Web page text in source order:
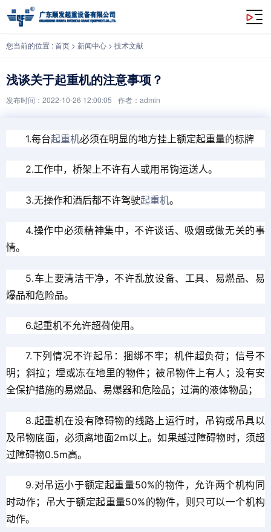
浅谈关于起重机的注意事项？
您当前的位置 :首页 > 新闻中心 > 技术文献
浅谈关于起重机的注意事项？
发布时间：2022-10-26 12:00:05 作者：admin
1.每台起重机必须在明显的地方挂上额定起重量的标牌
2.工作中，桥架上不许有人或用吊钩运送人。
3.无操作和酒后都不许驾驶起重机。
4.操作中必须精神集中，不许谈话、吸烟或做无关的事
情。
5.车上要清洁干净，不许乱放设备、工具、易燃品、易
爆品和危险品。
6.起重机不允许超荷使用。
7.下列情况不许起吊：捆绑不牢；机件超负荷；信号不
明；斜拉；埋或冻在地里的物件；被吊物件上有人；没有安
全保护措施的易燃品、易爆器和危险品；过满的液体物品；
8.起重机在没有障碍物的线路上运行时，吊钩或吊具以
及吊物底面，必须离地面2m以上。如果越过障碍物时，须超
过障碍物0.5m高。
9.对吊运小于额定起重量50%的物件，允许两个机构同
时动作；吊大于额定起重量50%的物件，则只可以一个机构
动作。